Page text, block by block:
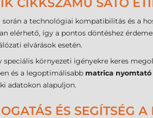
a technológiai kompatibilitás és a
elérhető, így a pontos döntéshez
elvárások esetén.
környezeti igényekre keres
és a legoptimálisabb matrica nyomtató
adatokon alapuljon.
ÉS SEGÍTSÉG